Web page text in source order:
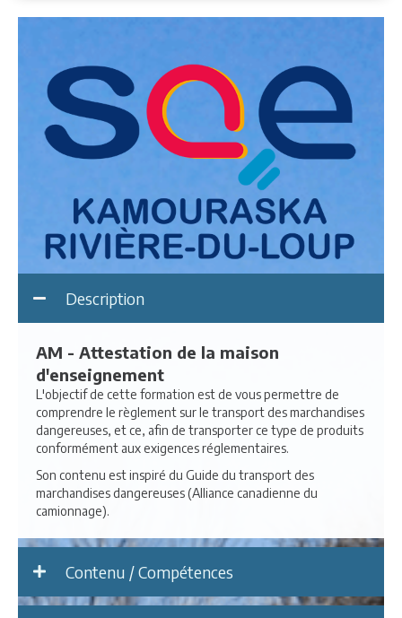
Description
AM - Attestation de la maison
d'enseignement
L'objectif de cette formation est de vous permettre de
comprendre le règlement sur le transport des marchandises
dangereuses, et ce, afin de transporter ce type de produits
conformément aux exigences réglementaires.
Son contenu est inspiré du Guide du transport des
marchandises dangereuses (Alliance canadienne du
camionnage).
Contenu / Compétences